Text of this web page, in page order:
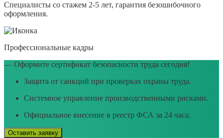
Специалисты со стажем 2-5 лет, гарантия безошибочного
оформления.
Профессиональные кадры
— Оформите сертификат безопасности труда сегодня!
Защита от санкций при проверках охраны труда.
Системное управление производственными рисками.
Официальное внесение в реестр ФСА за 24 часа.
Оставить заявку